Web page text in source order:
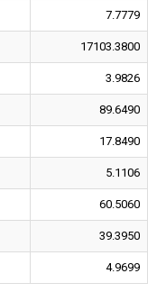
7.7779
17103.3800
3.9826
89.6490
17.8490
5.1106
60.5060
39.3950
4.9699